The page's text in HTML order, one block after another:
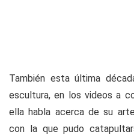
También esta última
escultura, en los videos a
ella habla acerca de su
con la que pudo